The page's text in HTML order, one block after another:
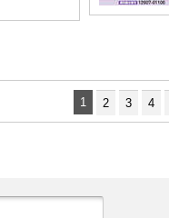
1 2 3 4